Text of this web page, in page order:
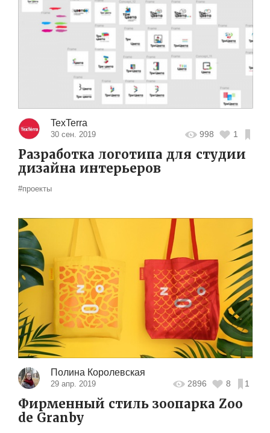
TexTerra
30 сен. 2019 998 1
Разработка логотипа для студии
дизайна интерьеров
#проекты
Полина Королевская
29 апр. 2019 2896 8 1
Фирменный стиль зоопарка Zoo
de Granby